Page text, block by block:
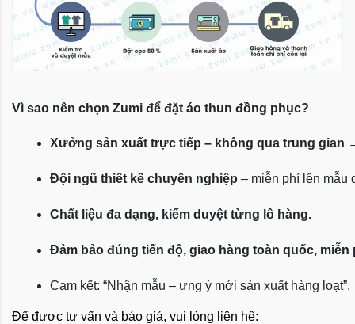
Vì sao nên chọn Zumi để đặt áo thun đồng phục?
Xưởng sản xuất trực tiếp – không qua trung gian
Đội ngũ thiết kế chuyên nghiệp – miễn phí lên mẫu
Chất liệu đa dạng, kiểm duyệt từng lô hàng.
Đảm bảo đúng tiến độ, giao hàng toàn quốc, miễn
Cam kết: “Nhận mẫu – ưng ý mới sản xuất hàng loạt”.
Để được tư vấn và báo giá, vui lòng liên hệ: